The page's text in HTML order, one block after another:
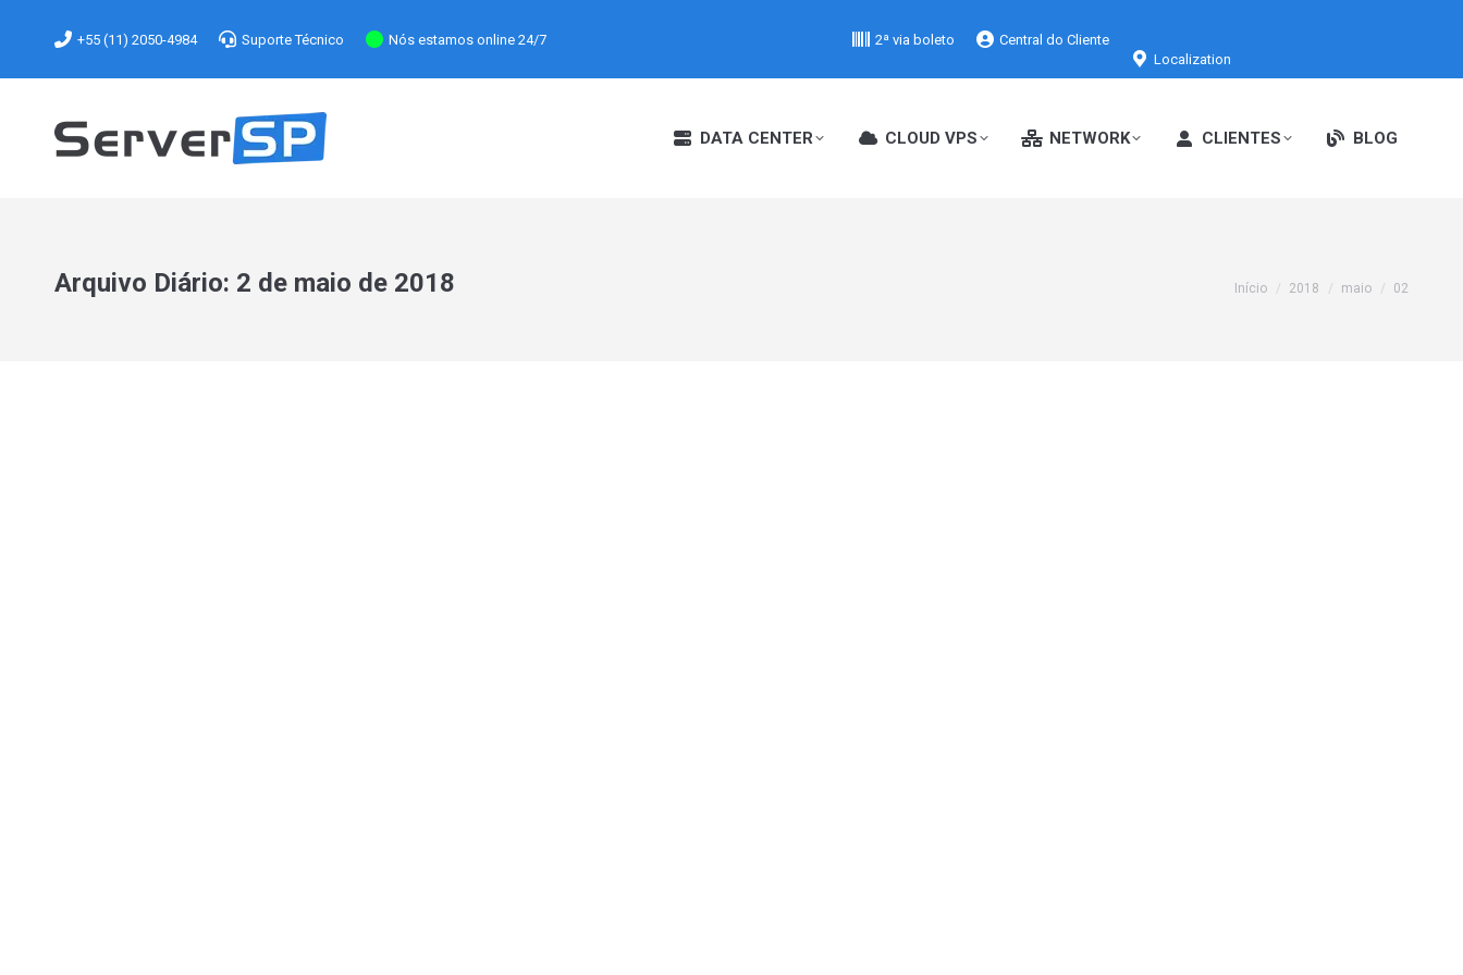
+55 (11) 2050-4984 Suporte Técnico Nós estamos online 24/7 2ª via boleto
Central do Cliente
Localization
DATA CENTER CLOUD VPS NETWORK CLIENTES BLOG
Arquivo Diário: 2 de maio de 2018 Você está aqui:
Início 2018 maio 02